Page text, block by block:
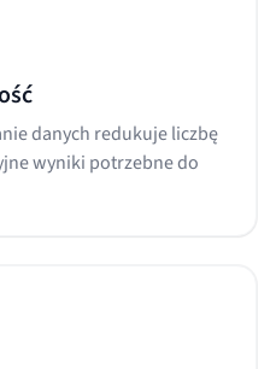
danych redukuje liczbę
wyniki potrzebne do